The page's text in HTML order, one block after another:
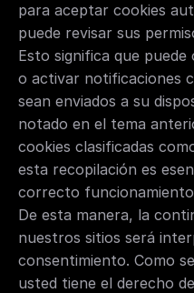
para aceptar cookies
puede revisar sus
Esto significa que
o activar notificaciones
sean enviados a su
notado en el tema
cookies clasificadas
esta recopilación es
correcto
De esta manera, la
nuestros sitios será
consentimiento. Como
usted tiene el derecho